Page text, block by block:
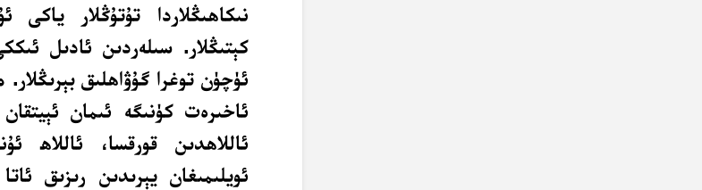
نىكاھىڭلاردا تۇتۇڭلار ياكى
كېتىڭلار. سىلەردىن ئادىل
ئۈچۈن توغرا گۇۋاھلىق بېرىڭلار.
ئاخىرەت كۈنىگە ئىمان
ئاللاھدىن قورقسا، ئاللاھ
ئويلىمىغان يېرىدىن رىزىق